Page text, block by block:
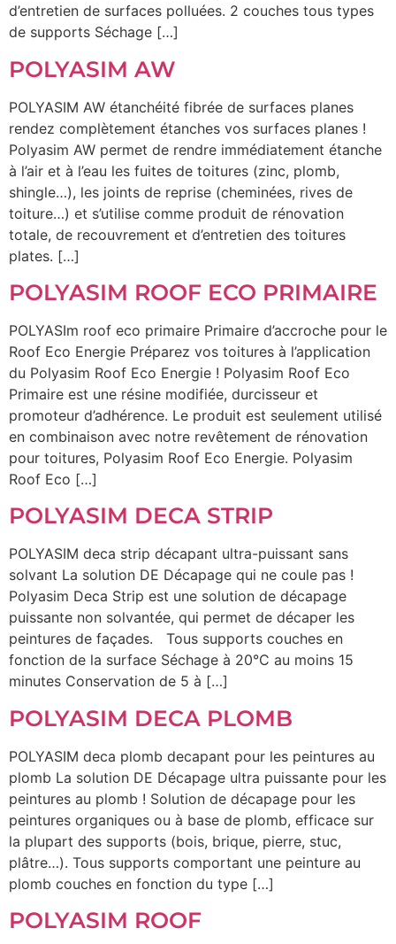
d’entretien de surfaces polluées. 2 couches tous types
de supports Séchage […]
POLYASIM AW
POLYASIM AW étanchéité fibrée de surfaces planes
rendez complètement étanches vos surfaces planes !
Polyasim AW permet de rendre immédiatement étanche
à l’air et à l’eau les fuites de toitures (zinc, plomb,
shingle…), les joints de reprise (cheminées, rives de
toiture…) et s’utilise comme produit de rénovation
totale, de recouvrement et d’entretien des toitures
plates. […]
POLYASIM ROOF ECO PRIMAIRE
POLYASIm roof eco primaire Primaire d’accroche pour le
Roof Eco Energie Préparez vos toitures à l’application
du Polyasim Roof Eco Energie ! Polyasim Roof Eco
Primaire est une résine modifiée, durcisseur et
promoteur d’adhérence. Le produit est seulement utilisé
en combinaison avec notre revêtement de rénovation
pour toitures, Polyasim Roof Eco Energie. Polyasim
Roof Eco […]
POLYASIM DECA STRIP
POLYASIM deca strip décapant ultra-puissant sans
solvant La solution DE Décapage qui ne coule pas !
Polyasim Deca Strip est une solution de décapage
puissante non solvantée, qui permet de décaper les
peintures de façades. Tous supports couches en
fonction de la surface Séchage à 20°C au moins 15
minutes Conservation de 5 à […]
POLYASIM DECA PLOMB
POLYASIM deca plomb decapant pour les peintures au
plomb La solution DE Décapage ultra puissante pour les
peintures au plomb ! Solution de décapage pour les
peintures organiques ou à base de plomb, efficace sur
la plupart des supports (bois, brique, pierre, stuc,
plâtre…). Tous supports comportant une peinture au
plomb couches en fonction du type […]
POLYASIM ROOF